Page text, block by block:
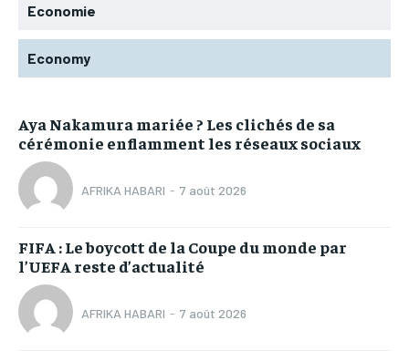
Economie
Economy
Aya Nakamura mariée ? Les clichés de sa
cérémonie enflamment les réseaux sociaux
AFRIKA HABARI - 7 août 2026
FIFA : Le boycott de la Coupe du monde par
l’UEFA reste d’actualité
AFRIKA HABARI - 7 août 2026